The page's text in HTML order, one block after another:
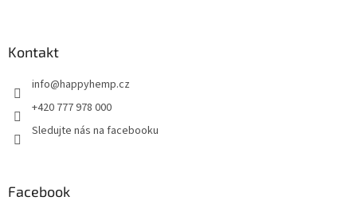
Kontakt
info@happyhemp.cz
+420 777 978 000
Sledujte nás na facebooku
Facebook